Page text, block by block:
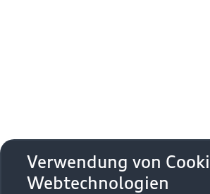
Modelle
Verwendung von
Webtechnologien